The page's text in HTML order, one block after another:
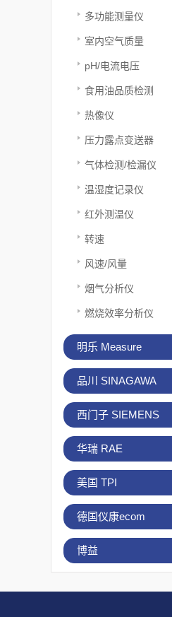
多功能测量仪
室内空气质量
pH/电流电压
食用油品质检测
热像仪
压力露点变送器
气体检测/检漏仪
温湿度记录仪
红外测温仪
转速
风速/风量
烟气分析仪
燃烧效率分析仪
明乐 Measure
品川 SINAGAWA
西门子 SIEMENS
华瑞 RAE
美国 TPI
德国仪康ecom
博益